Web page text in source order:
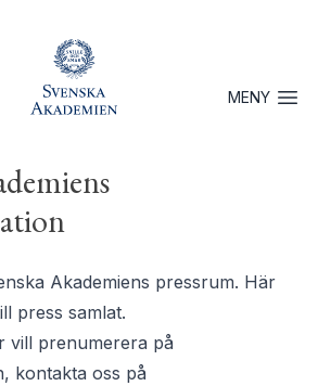
MENYÖppna
Akademiens pressrum. Här
press samlat.
vill prenumerera på
kontakta oss på